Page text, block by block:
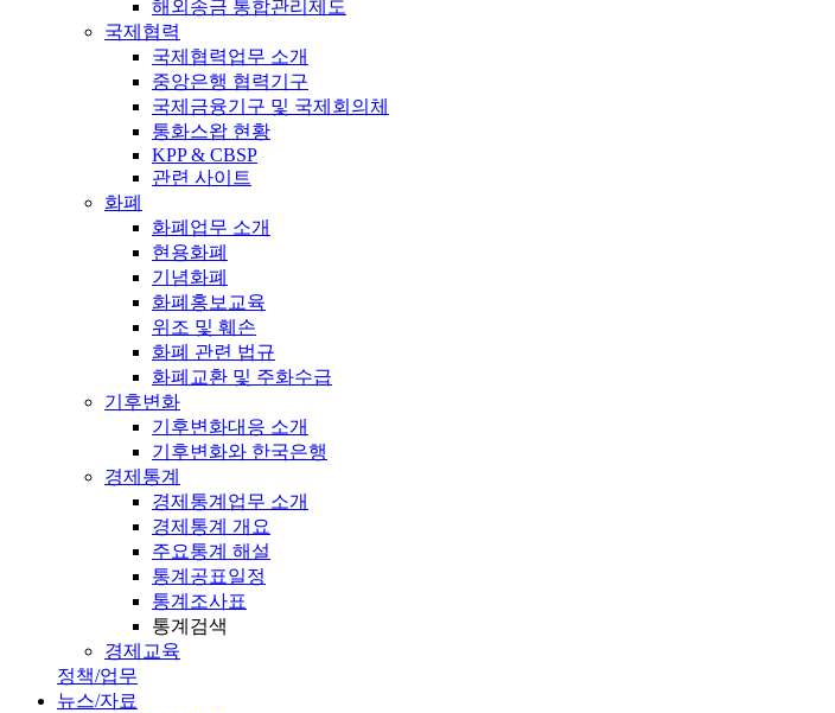
해외송금 통합관리제도
국제협력
국제협력업무 소개
중앙은행 협력기구
국제금융기구 및 국제회의체
통화스왑 현황
KPP & CBSP
관련 사이트
화폐
화폐업무 소개
현용화폐
기념화폐
화폐홍보교육
위조 및 훼손
화폐 관련 법규
화폐교환 및 주화수급
기후변화
기후변화대응 소개
기후변화와 한국은행
경제통계
경제통계업무 소개
경제통계 개요
주요통계 해설
통계공표일정
통계조사표
통계검색
경제교육
정책/업무
뉴스/자료